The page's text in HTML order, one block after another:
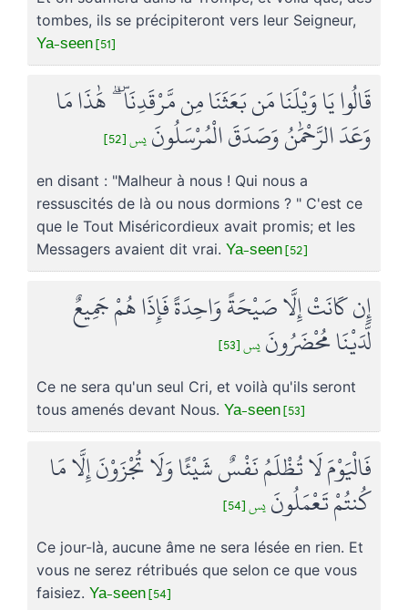
tombes, ils se précipiteront vers leur Seigneur,
Ya-seen [51]
قَالُوا يَا وَيْلَنَا مَن بَعَثَنَا مِن مَّرْقَدِنَا ۜ ۗ هَٰذَا مَا
وَعَدَ الرَّحْمَٰنُ وَصَدَقَ الْمُرْسَلُونَ يس [52]
en disant : "Malheur à nous ! Qui nous a
ressuscités de là ou nous dormions ? " C'est ce
que le Tout Miséricordieux avait promis; et les
Messagers avaient dit vrai. Ya-seen [52]
إِن كَانَتْ إِلَّا صَيْحَةً وَاحِدَةً فَإِذَا هُمْ جَمِيعٌ
لَّدَيْنَا مُحْضَرُونَ يس [53]
Ce ne sera qu'un seul Cri, et voilà qu'ils seront
tous amenés devant Nous. Ya-seen [53]
فَالْيَوْمَ لَا تُظْلَمُ نَفْسٌ شَيْئًا وَلَا تُجْزَوْنَ إِلَّا مَا
كُنتُمْ تَعْمَلُونَ يس [54]
Ce jour-là, aucune âme ne sera lésée en rien. Et
vous ne serez rétribués que selon ce que vous
faisiez. Ya-seen [54]